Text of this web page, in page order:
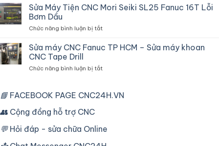
Chậm
Tần
điều
hòa
điện
dùng
CNC
Sửa Máy Tiện CNC Mori Seiki SL25 Fanuc 16T Lỗi
Bơm Dầu
Chức năng bình luận bị tắtở
Máy
Tiện
Mori
Fanuc
Dầu
Sửa máy CNC Fanuc TP HCM – Sửa máy khoan
CNC Tape Drill
Chức năng bình luận bị tắtở
CNC
Sửa
máy
📘 FACEBOOK PAGE CNC24H.VN
👥 Cộng đồng hỗ trợ CNC
💬Hỏi đáp - sửa chữa Online